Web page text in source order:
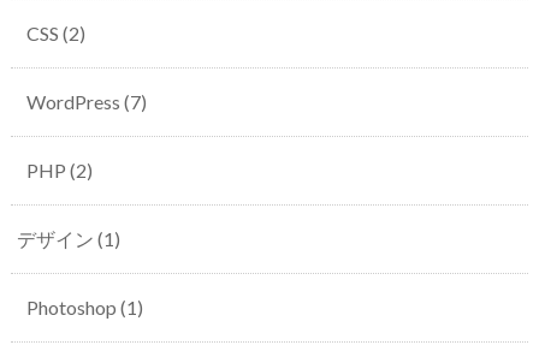
CSS (2)
WordPress (7)
PHP (2)
デザイン (1)
Photoshop (1)